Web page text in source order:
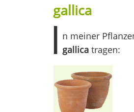
gallica
I n meiner
gallicatragen: